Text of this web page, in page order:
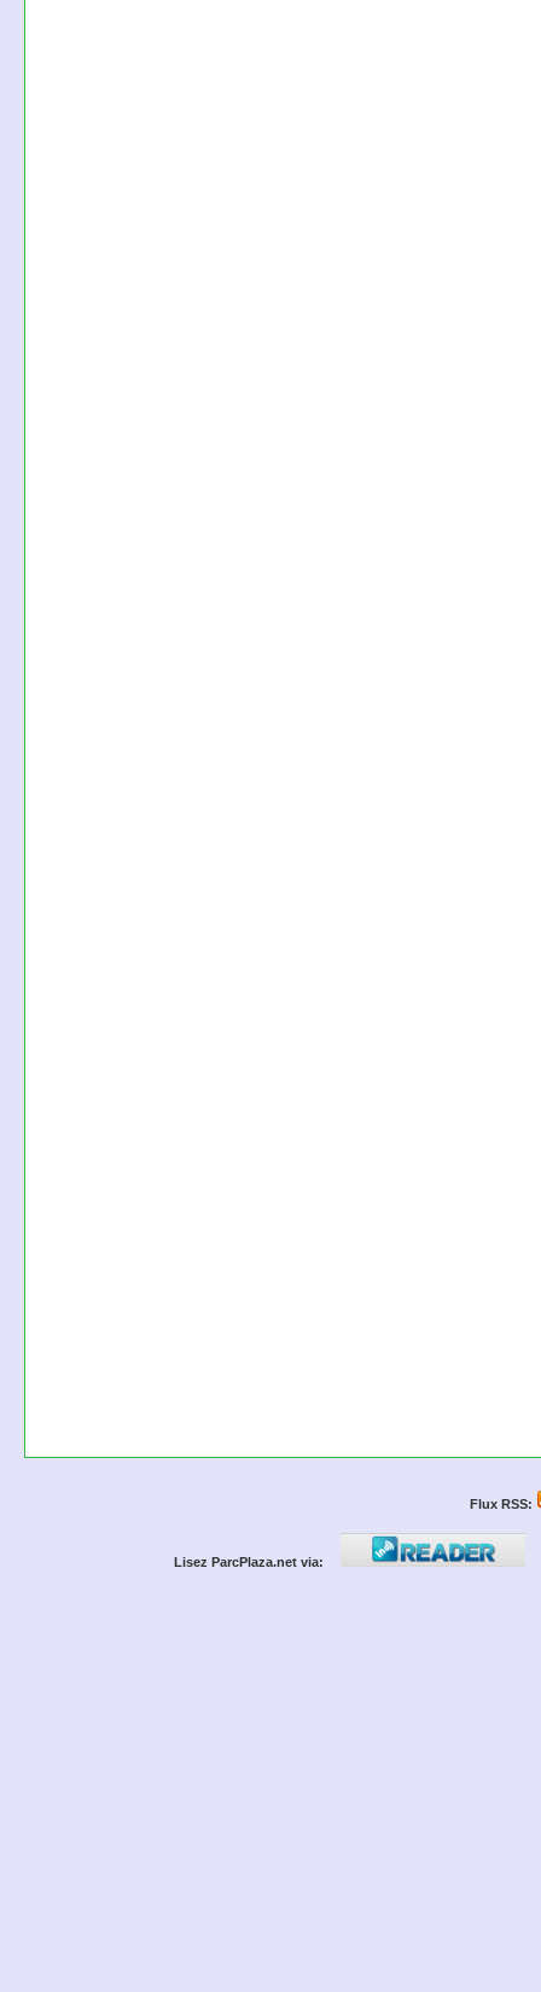
Flux RSS:
Lisez ParcPlaza.net via: